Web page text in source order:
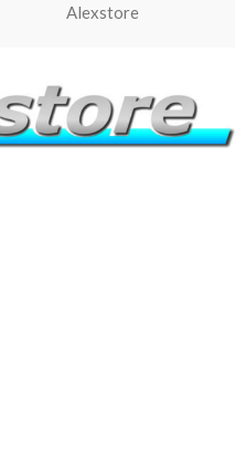
Alexstore